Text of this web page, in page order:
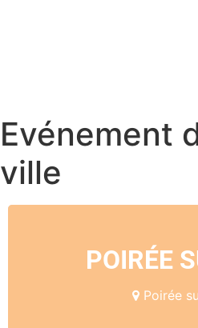
Evénement
ville
POIRÉE
Poirée